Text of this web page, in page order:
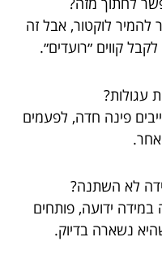
להמיר לוקטור, אבל זה
קווים ״רועדים״.
עגולות?
פינה חדה, לפעמים
אחר.
לא השתנה?
במידה ידועה, פותחים
נשארה בדיוק.